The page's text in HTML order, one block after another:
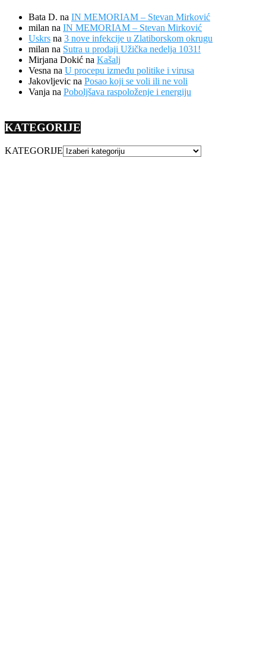
Bata D. na IN MEMORIAM – Stevan Mirković
milan na IN MEMORIAM – Stevan Mirković
Uskrs na 3 nove infekcije u Zlatiborskom okrugu
milan na Sutra u prodaji Užička nedelja 1031!
Mirjana Dokić na Kašalj
Vesna na U procepu između politike i virusa
Jakovljevic na Posao koji se voli ili ne voli
Vanja na Poboljšava raspoloženje i energiju
KATEGORIJE
KATEGORIJE